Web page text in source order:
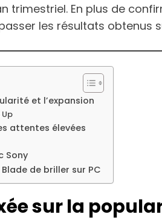
trimestriel. En plus de
les résultats obtenus
et l’expansion
attentes élevées
Sony
de briller sur PC
sur la